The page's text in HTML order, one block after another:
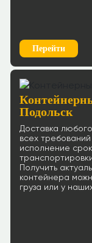
Перейти
Подольск
Доставка
всех
исполнение
Получить
контейнера
груза или у